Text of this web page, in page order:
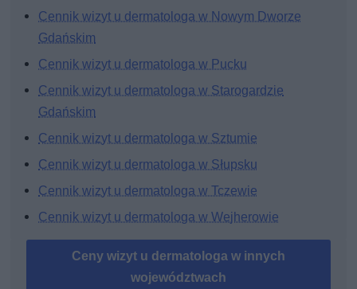
Cennik wizyt u dermatologa w Nowym Dworze
Gdańskim
Cennik wizyt u dermatologa w Pucku
Cennik wizyt u dermatologa w Starogardzie
Gdańskim
Cennik wizyt u dermatologa w Sztumie
Cennik wizyt u dermatologa w Słupsku
Cennik wizyt u dermatologa w Tczewie
Cennik wizyt u dermatologa w Wejherowie
Ceny wizyt u dermatologa w innych
województwach